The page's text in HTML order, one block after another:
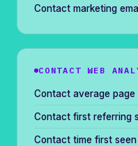
Contact marketing
CONTACT WEB
Contact average page
Contact first referring
Contact time first seen